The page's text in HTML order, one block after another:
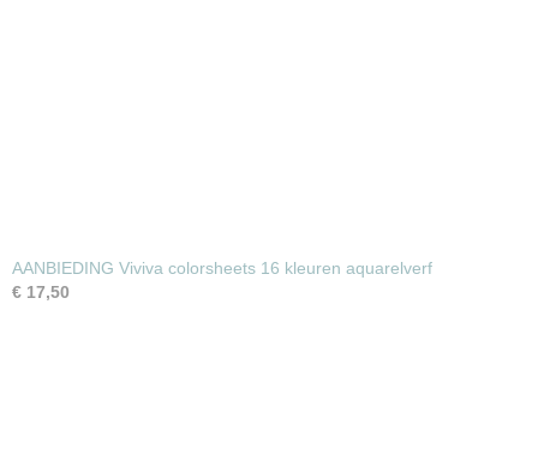
AANBIEDING Viviva colorsheets 16 kleuren aquarelverf
€ 17,50